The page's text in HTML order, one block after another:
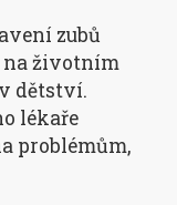
zubů
na životním
dětství.
lékaře
problémům,